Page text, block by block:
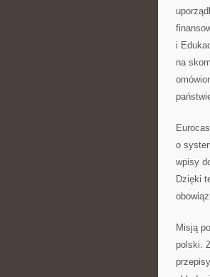
i
na
o
wpisy
Dzięki
Misją
polski.